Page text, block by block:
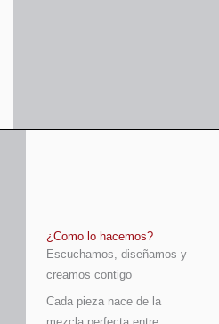
¿Como lo hacemos?
Escuchamos, diseñamos y
creamos contigo
Cada pieza nace de la